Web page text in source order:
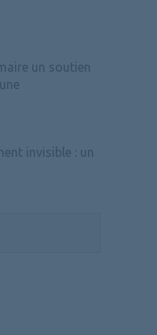
un soutien
invisible : un